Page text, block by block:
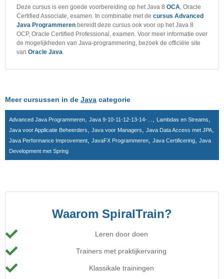
Waarom SpiralTrain?
Leren door doen
Trainers met praktijkervaring
Klassikale trainingen
Deze cursus is een goede voorbereiding op het Java 8 OCA, Oracle
Certified Associate, examen. In combinatie met de cursus Advanced
Java Programmeren bereidt deze cursus ook voor op het Java 8
OCP, Oracle Certified Professional, examen. Voor meer informatie over
de mogelijkheden van Java-programmering, bezoek de officiële site
van Oracle Java.
Meer cursussen in de Java categorie
Advanced Java Programmeren Java 9-10-11-12-13-14-… Lambdas en Streams
Java voor Applicatie Beheerders Java voor Managers Java Data Access met JPA
Java Performance Improvement JavaFX Programmeren Java Certificering
Java
Development met Spring